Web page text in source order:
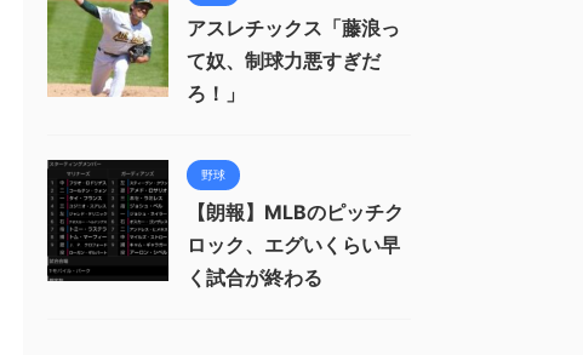
アスレチックス「藤浪っ
て奴、制球力悪すぎだ
ろ！」
野球
【朗報】MLBのピッチク
ロック、エグいくらい早
く試合が終わる